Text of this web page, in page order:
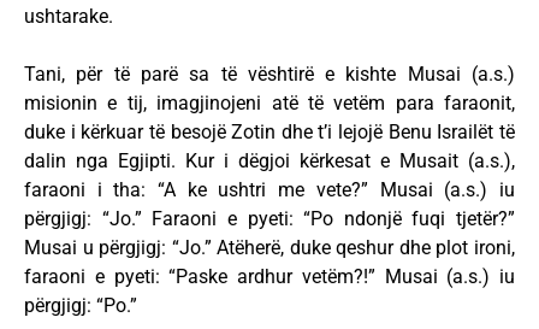
ushtarake.
Tani, për të parë sa të vështirë e kishte Musai (a.s.)
misionin e tij, imagjinojeni atë të vetëm para faraonit,
duke i kërkuar të besojë Zotin dhe t’i lejojë Benu Israilët të
dalin nga Egjipti. Kur i dëgjoi kërkesat e Musait (a.s.),
faraoni i tha: “A ke ushtri me vete?” Musai (a.s.) iu
përgjigj: “Jo.” Faraoni e pyeti: “Po ndonjë fuqi tjetër?”
Musai u përgjigj: “Jo.” Atëherë, duke qeshur dhe plot ironi,
faraoni e pyeti: “Paske ardhur vetëm?!” Musai (a.s.) iu
përgjigj: “Po.”